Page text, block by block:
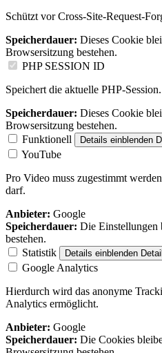
Schützt vor Cross-Site-Request-
Speicherdauer: Dieses Cookie
Browsersitzung bestehen.
PHP SESSION ID
Speichert die aktuelle PHP-Session.
Speicherdauer: Dieses Cookie
Browsersitzung bestehen.
Funktionell
Details einblenden
YouTube
Pro Video muss zugestimmt
darf.
Anbieter: Google
Speicherdauer: Die Einstellungen
bestehen.
Statistik
Details einblenden
Google Analytics
Hierdurch wird das anonyme
Analytics ermöglicht.
Anbieter: Google
Speicherdauer: Die Cookies